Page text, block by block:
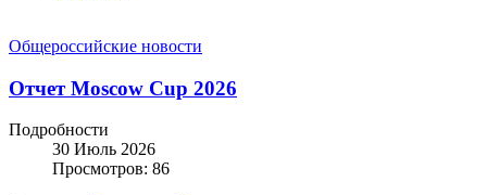
Общероссийские новости
Отчет Moscow Cup 2026
Подробности
30 Июль 2026
Просмотров: 86